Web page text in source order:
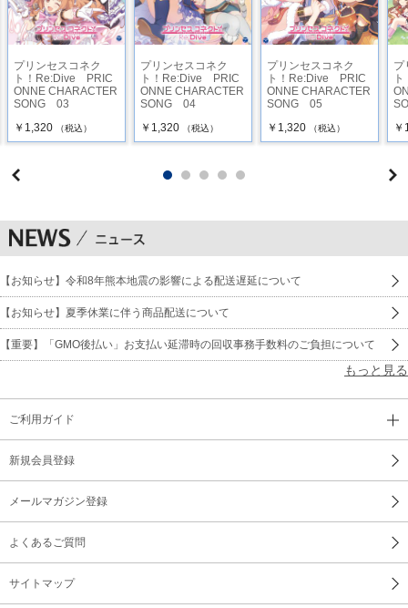
プリンセスコネク
ト！Re:Dive PRIC
ONNE CHARACTER
SONG 03
￥1,320
（税込）
プリンセスコネク
ト！Re:Dive PRIC
ONNE CHARACTER
SONG 04
￥1,320
（税込）
プリンセスコネク
ト！Re:Dive PRIC
ONNE CHARACTER
SONG 05
￥1,320
（税込）
プ
【お知らせ】令和8年熊本地震の影響による配送遅延について
【お知らせ】夏季休業に伴う商品配送について
【重要】「GMO後払い」お支払い延滞時の回収事務手数料のご負担について
もっと見る
ご利用ガイド
新規会員登録
メールマガジン登録
よくあるご質問
サイトマップ